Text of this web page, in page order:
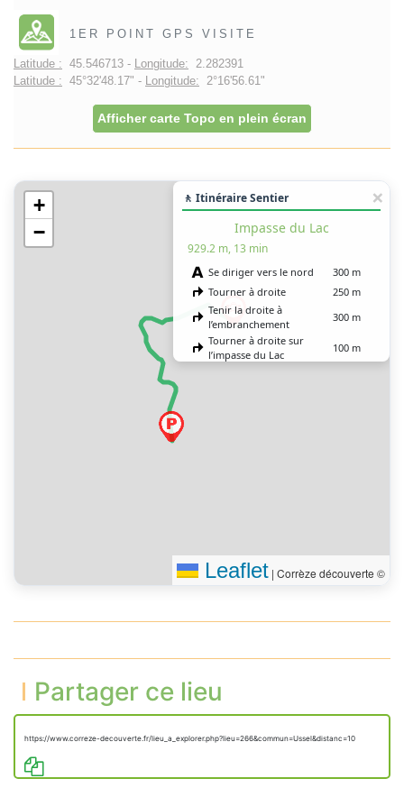
1ER POINT GPS VISITE
Latitude : 45.546713 - Longitude: 2.282391
Latitude : 45°32'48.17" - Longitude: 2°16'56.61"
Afficher carte Topo en plein écran
+
−
🚶 Itinéraire Sentier
Impasse du Lac
929.2 m, 13 min
Se diriger vers le nord
300 m
Tourner à droite
250 m
Tenir la droite à
l’embranchement
300 m
Tourner à droite sur
l’impasse du Lac
100 m
Leaflet | Corrèze découverte ©
Partager ce lieu
https://www.correze-decouverte.fr/lieu_a_explorer.php?lieu=266&commun=Ussel&distanc=10